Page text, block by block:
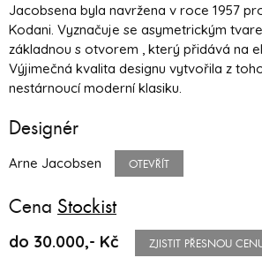
Jacobsena byla navržena v roce 1957
Kodani. Vyznačuje se asymetrickým
základnou s otvorem , který přidává na
Výjimečná kvalita designu vytvořila z
nestárnoucí moderní klasiku.
Designér
Arne Jacobsen OTEVŘÍT
Cena Stockist
do 30.000,- Kč ZJISTIT PŘESNOU